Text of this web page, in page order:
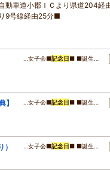
動車道小郡ＩＣより県道204経
り9号線経由25分■
…女子会■記念日 ■ ■誕生…
】
…女子会■記念日 ■ ■誕生…
…女子会■記念日 ■ ■誕生…